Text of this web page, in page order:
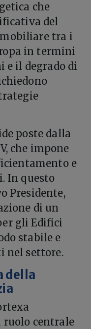
che
del
tra i
in termini
e il degrado di
poste dalla
che impone
e
In questo
Presidente,
di un
gli Edifici
stabile e
nel settore.
della
ruolo centrale